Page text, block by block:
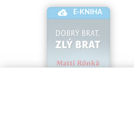
E-KNIHA